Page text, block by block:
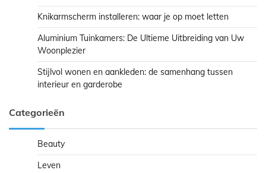
Knikarmscherm installeren: waar je op moet letten
Aluminium Tuinkamers: De Ultieme Uitbreiding van Uw
Woonplezier
Stijlvol wonen en aankleden: de samenhang tussen
interieur en garderobe
Categorieën
Beauty
Leven